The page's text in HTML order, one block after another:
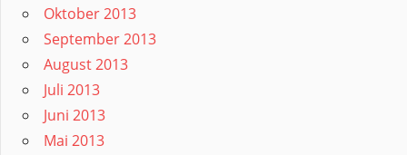
Oktober 2013
September 2013
August 2013
Juli 2013
Juni 2013
Mai 2013